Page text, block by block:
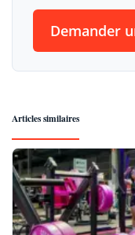
Demander
Articles similaires